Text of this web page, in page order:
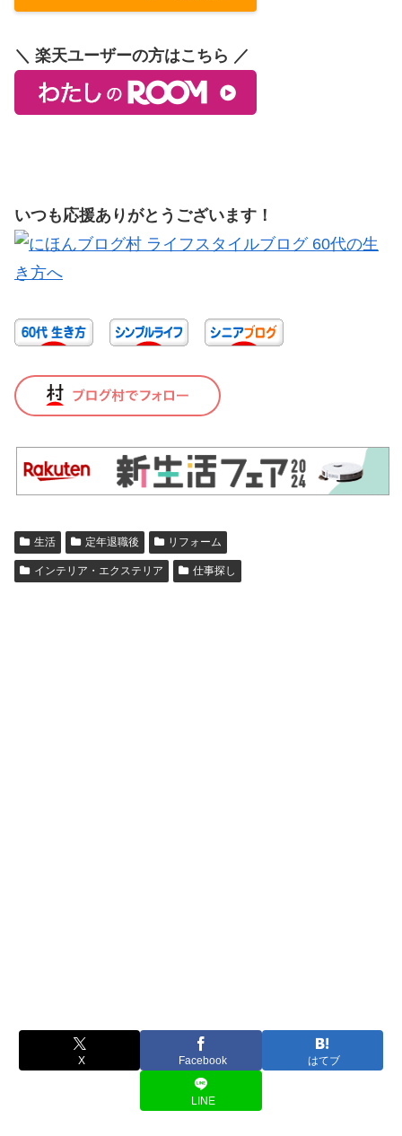
＼ 楽天ユーザーの方はこちら ／
いつも応援ありがとうございます！
生活 定年退職後 リフォーム
インテリア・エクステリア 仕事探し
X Facebook はてブ
LINE